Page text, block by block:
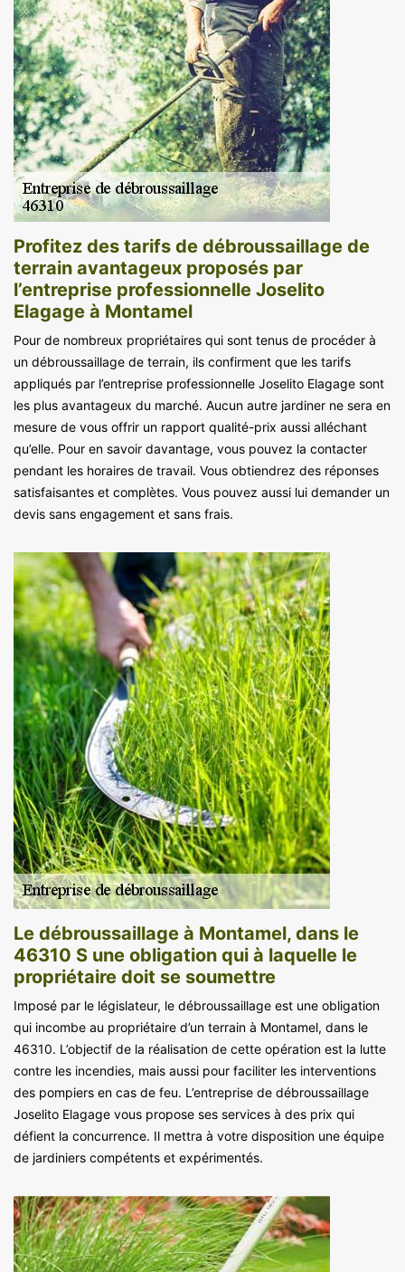
Profitez des tarifs de débroussaillage de
terrain avantageux proposés par
l’entreprise professionnelle Joselito
Elagage à Montamel
Pour de nombreux propriétaires qui sont tenus de procéder à
un débroussaillage de terrain, ils confirment que les tarifs
appliqués par l’entreprise professionnelle Joselito Elagage sont
les plus avantageux du marché. Aucun autre jardiner ne sera en
mesure de vous offrir un rapport qualité-prix aussi alléchant
qu’elle. Pour en savoir davantage, vous pouvez la contacter
pendant les horaires de travail. Vous obtiendrez des réponses
satisfaisantes et complètes. Vous pouvez aussi lui demander un
devis sans engagement et sans frais.
Le débroussaillage à Montamel, dans le
46310 S une obligation qui à laquelle le
propriétaire doit se soumettre
Imposé par le législateur, le débroussaillage est une obligation
qui incombe au propriétaire d’un terrain à Montamel, dans le
46310. L’objectif de la réalisation de cette opération est la lutte
contre les incendies, mais aussi pour faciliter les interventions
des pompiers en cas de feu. L’entreprise de débroussaillage
Joselito Elagage vous propose ses services à des prix qui
défient la concurrence. Il mettra à votre disposition une équipe
de jardiniers compétents et expérimentés.